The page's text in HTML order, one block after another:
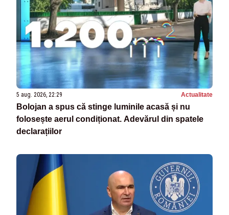
5 aug. 2026, 22:29 Actualitate
Bolojan a spus că stinge luminile acasă și nu
folosește aerul condiționat. Adevărul din spatele
declarațiilor